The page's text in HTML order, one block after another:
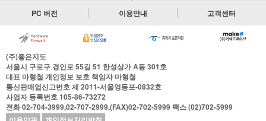
PC 버전 이용안내 고객센터
(주)좋은지도
서울시 구로구 경인로 55길 51 한성상가 A동 301호
대표 마형철 개인정보 보호 책임자마형철
통신판매업신고번호제 2011-서울영등포-0832호
사업자 등록번호105-86-73272
전화02-704-3999,02-707-2999,(FAX)02-702-5999팩스(02)702-5999